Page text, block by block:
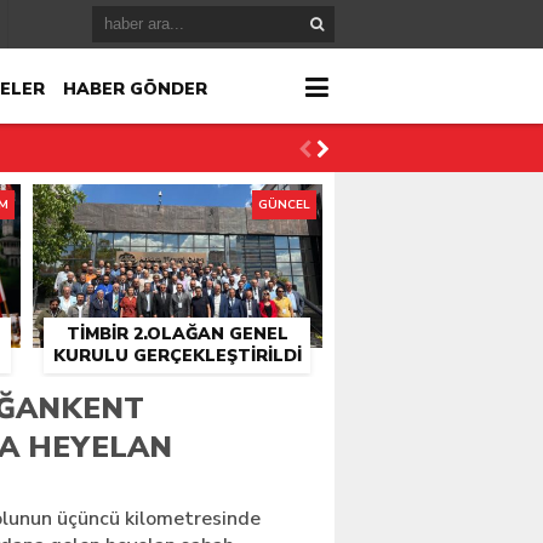
HABER GÖNDER
TİMBİR 2.OLAĞAN GENEL
KURULU GERÇEKLEŞTIRILDI
GÜNCEL
HEYELAN
üçüncü kilometresinde